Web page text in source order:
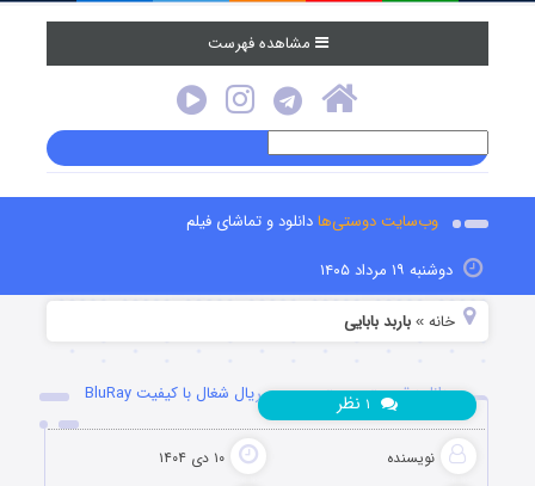
مشاهده فهرست
وب‌سایت دوستی‌هادانلود و تماشای فیلم
دوشنبه ۱۹ مرداد ۱۴۰۵
خانه »باربد بابایی
دانلود قسمت بیست و سوم سریال شغال با کیفیت BluRay
نویسنده ۱۰ دی ۱۴۰۴
نظر